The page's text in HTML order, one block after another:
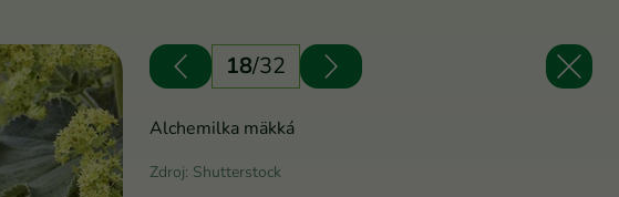
18/32
Alchemilka mäkká
Zdroj: Shutterstock